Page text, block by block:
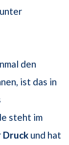
den
ist das in
steht im
Druck und hat